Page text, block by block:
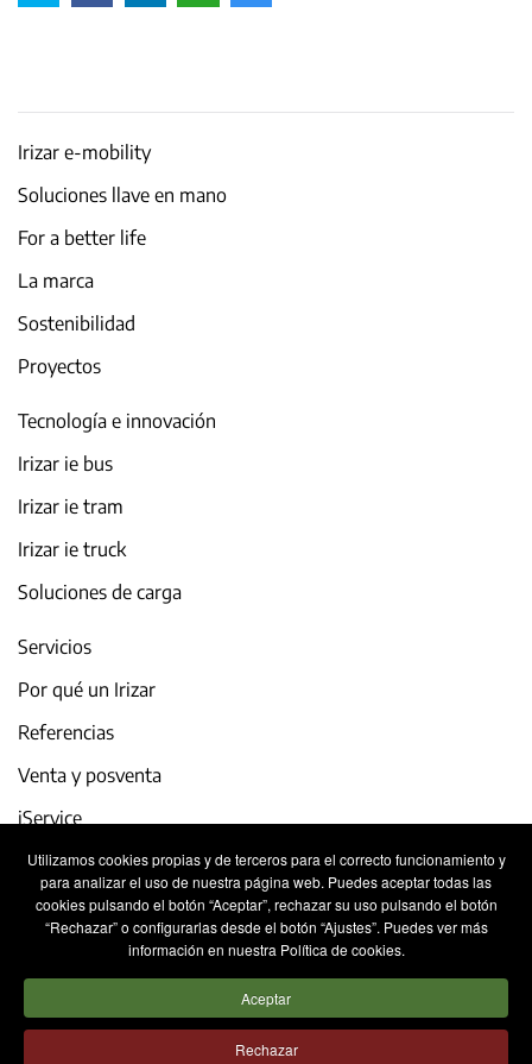
Utilizamos cookies propias y de terceros para el correcto funcionamiento y
para analizar el uso de nuestra página web. Puedes aceptar todas las
cookies pulsando el botón “Aceptar”, rechazar su uso pulsando el botón
“Rechazar” o configurarlas desde el botón “Ajustes”. Puedes ver más
información en nuestra Política de cookies.
Aceptar
Rechazar
Irizar e-mobility
Soluciones llave en mano
For a better life
La marca
Sostenibilidad
Proyectos
Tecnología e innovación
Irizar ie bus
Irizar ie tram
Irizar ie truck
Soluciones de carga
Servicios
Por qué un Irizar
Referencias
Venta y posventa
iService
Actualidad y eventos
Trabaja con nosotros
Aviso legal
Política de privacidad